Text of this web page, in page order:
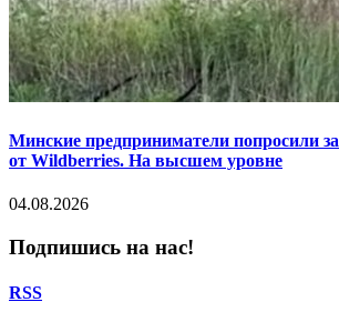
Минские предприниматели попросили
от Wildberries. На высшем уровне
04.08.2026
Подпишись на нас!
RSS